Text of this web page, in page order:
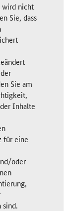
nicht
Sie, dass
Sie am
Inhalte
für eine
oder
sind.